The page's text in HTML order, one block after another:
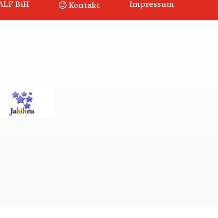
BiH Kontakt Impressum